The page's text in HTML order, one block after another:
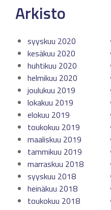
Arkisto
syyskuu 2020
kesäkuu 2020
huhtikuu 2020
helmikuu 2020
joulukuu 2019
lokakuu 2019
elokuu 2019
toukokuu 2019
maaliskuu 2019
tammikuu 2019
marraskuu 2018
syyskuu 2018
heinäkuu 2018
toukokuu 2018